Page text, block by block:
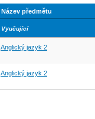
Název předmětu
Vyučující
Anglický jazyk 2
Anglický jazyk 2